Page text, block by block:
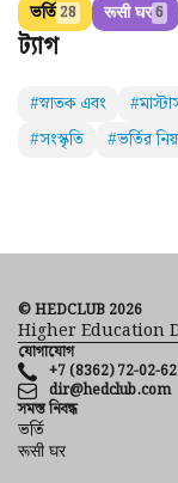
ভর্তি 28 रूसी घर6
ট্যাগ
#স্নাতক এবং
#সংস্কৃতি
#ভর্তির
© HEDCLUB 2026
Higher Education
যোগাযোগ
+7 (8362) 72-02-62
dir@hedclub.com
সমস্ত নিবন্ধ
ভর্তি
रूसी घर